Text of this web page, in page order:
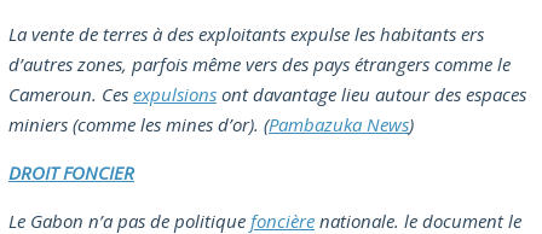
La vente de terres à des exploitants expulse les habitants ers
d’autres zones, parfois même vers des pays étrangers comme le
Cameroun. Ces expulsions ont davantage lieu autour des espaces
miniers (comme les mines d’or). (Pambazuka News)
DROIT FONCIER
Le Gabon n’a pas de politique foncière nationale. le document le